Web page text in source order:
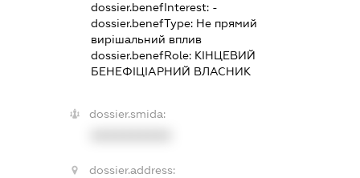
dossier.benefInterest: -
dossier.benefType: Не прямий
вирішальний вплив
dossier.benefRole: КІНЦЕВИЙ
БЕНЕФІЦІАРНИЙ ВЛАСНИК
dossier.smida:
dossier.address: